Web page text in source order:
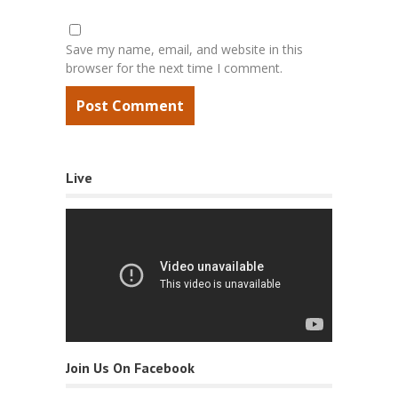
Save my name, email, and website in this
browser for the next time I comment.
Live
Join Us On Facebook